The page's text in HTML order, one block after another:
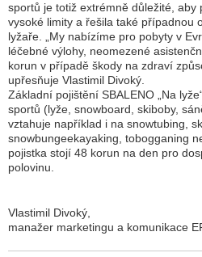
sportů je totiž extrémně důležité,
vysoké limity a řešila také případnou
lyžaře. „ My nabízíme pro pobyty v
léčebné výlohy, neomezené
korun v případě škody na zdraví
upřesňuje Vlastimil Divoký.
Základní pojištění SBALENO „Na
sportů (lyže, snowboard, skiboby,
vztahuje například i na snowtubing,
snowbungeekayaking, tobogganing
pojistka stojí 48 korun na den pro
polovinu.
Vlastimil Divoký,
manažer marketingu a komunikace